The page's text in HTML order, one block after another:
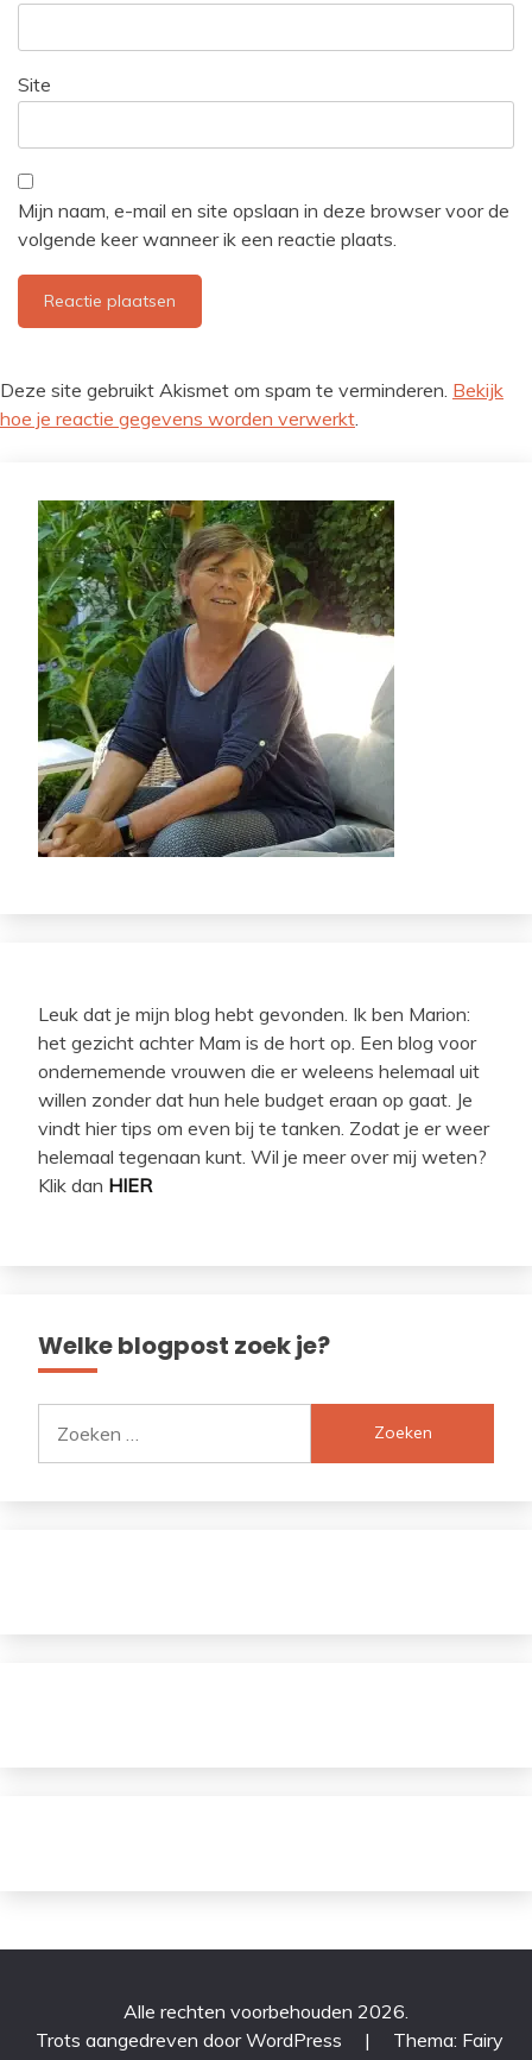
Site
Mijn naam, e-mail en site opslaan in deze browser voor de
volgende keer wanneer ik een reactie plaats.
Deze site gebruikt Akismet om spam te verminderen. Bekijk
hoe je reactie gegevens worden verwerkt
Leuk dat je mijn blog hebt gevonden. Ik ben Marion:
het gezicht achter Mam is de hort op. Een blog voor
ondernemende vrouwen die er weleens helemaal uit
willen zonder dat hun hele budget eraan op gaat. Je
vindt hier tips om even bij te tanken. Zodat je er weer
helemaal tegenaan kunt. Wil je meer over mij weten?
Klik dan HIER
Welke blogpost zoek je?
naar:
Alle rechten voorbehouden 2026.
Trots aangedreven door WordPress
|
Thema: Fairy